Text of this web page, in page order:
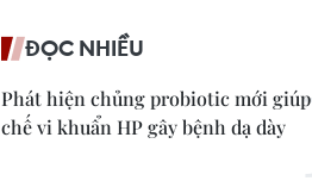
ĐỌC NHIỀU
Phát hiện chủng probiotic mới
chế vi khuẩn HP gây bệnh dạ dày